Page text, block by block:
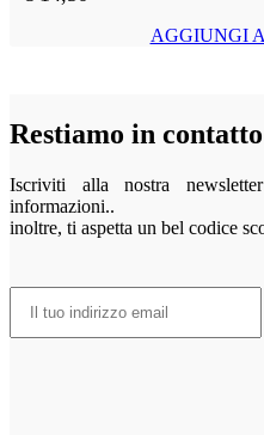
AGGIUNGI
Restiamo in contatto
Iscriviti alla nostra
informazioni..
inoltre, ti aspetta un bel codice